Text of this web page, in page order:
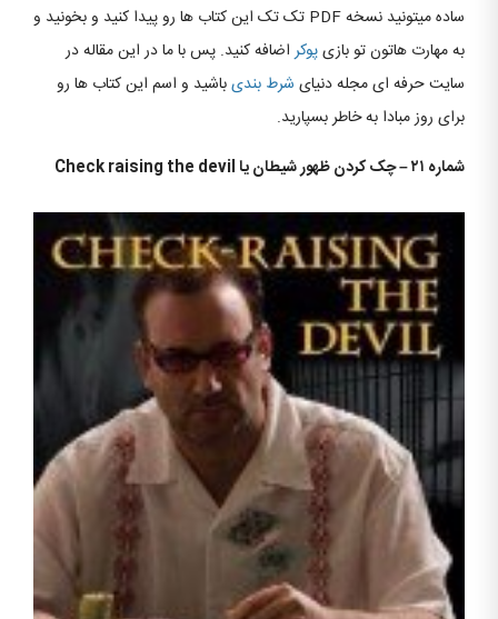
ساده میتونید نسخه PDF تک تک این کتاب ها رو پیدا کنید و بخونید و
به مهارت هاتون تو بازیپوکراضافه کنید. پس با ما در این مقاله در
سایت حرفه ای مجله دنیای شرط بندیباشید و اسم این کتاب ها رو
برای روز مبادا به خاطر بسپارید.
شماره ۲۱
–چک کردن ظهور شیطان یا Check raising the devil